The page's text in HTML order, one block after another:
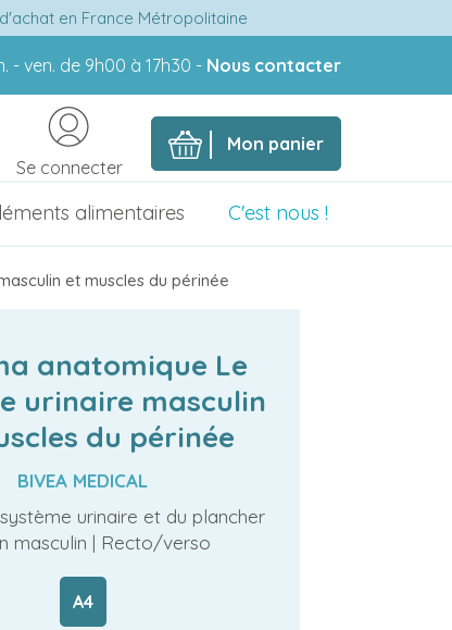
en France Métropolitaine
- ven. de 9h00 à 17h30 - Nous contacter
Mon panier
Se connecter
alimentaires C'est nous !
et muscles du périnée
anatomique Le
urinaire masculin
du périnée
BIVEA MEDICAL
urinaire et du plancher
masculin | Recto/verso
A4